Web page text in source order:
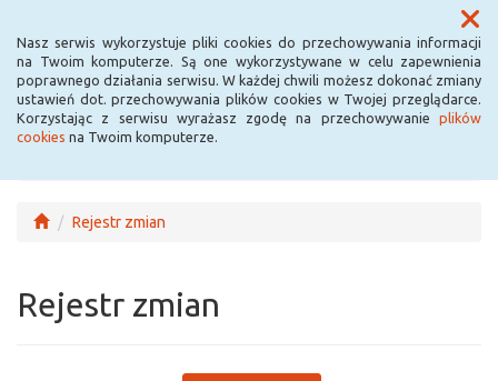
Nasz serwis wykorzystuje pliki cookies do przechowywania informacji
na Twoim komputerze. Są one wykorzystywane w celu zapewnienia
poprawnego działania serwisu. W każdej chwili możesz dokonać zmiany
ustawień dot. przechowywania plików cookies w Twojej przeglądarce.
Korzystając z serwisu wyrażasz zgodę na przechowywanie plików
cookies na Twoim komputerze.
Menu
Rejestr zmian
Rejestr zmian